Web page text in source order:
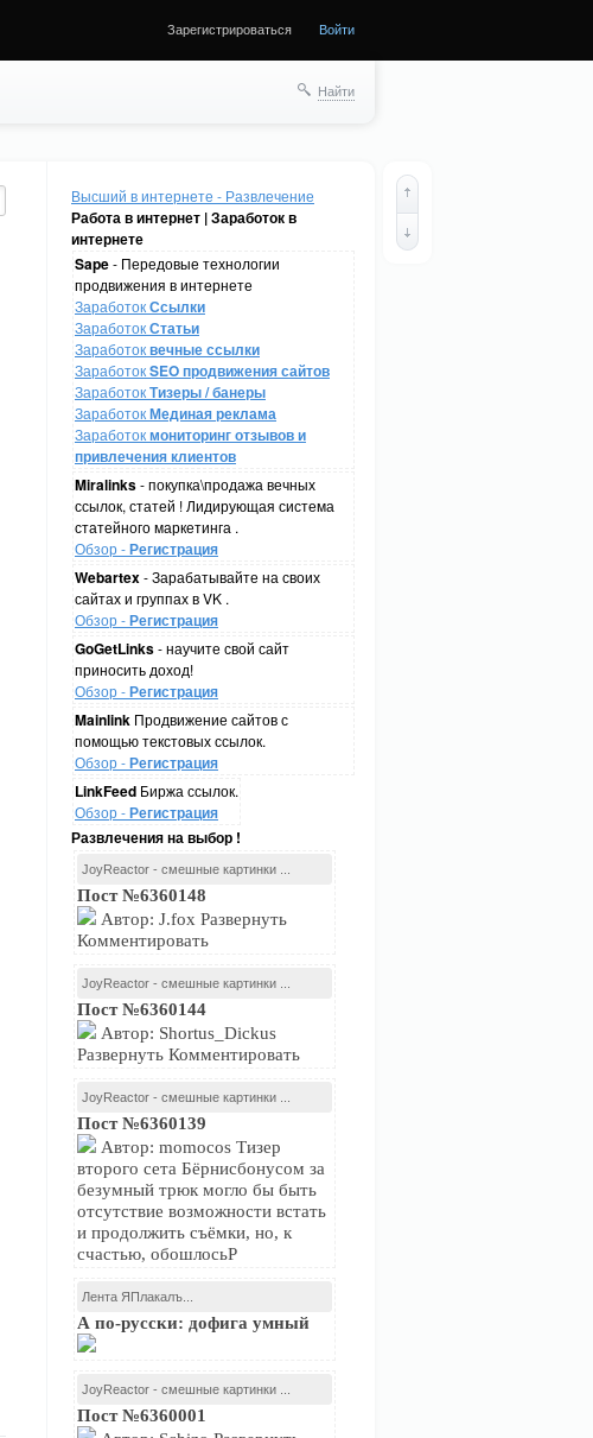
Зарегистрироваться Войти
Найти
Высший в интернете - Развлечение
Работа в интернет | Заработок в
интернете
Sape- Передовые технологии
продвижения в интернете
ЗаработокСсылки
ЗаработокСтатьи
Заработоквечные ссылки
ЗаработокSEO продвижения сайтов
ЗаработокТизеры / банеры
ЗаработокМединая реклама
Заработокмониторинг отзывов и
привлечения клиентов
Miralinks- покупка\продажа вечных
ссылок, статей ! Лидирующая система
статейного маркетинга .
Обзор -Регистрация
Webartex- Зарабатывайте на своих
сайтах и группах в VK .
Обзор -Регистрация
GoGetLinks- научите свой сайт
приносить доход!
Обзор -Регистрация
Mainlink Продвижение сайтов с
помощью текстовых ссылок.
Обзор -Регистрация
LinkFeed Биржа ссылок.
Обзор -Регистрация
Развлечения на выбор !
JoyReactor - смешные картинки ...
Пост №6360148
Автор: J.fox Развернуть
Комментировать
JoyReactor - смешные картинки ...
Пост №6360144
Автор: Shortus_Dickus
Развернуть Комментировать
JoyReactor - смешные картинки ...
Пост №6360139
Автор: momocos Тизер
второго сета Бёрнисбонусом за
безумный трюк могло бы быть
отсутствие возможности встать
и продолжить съёмки, но, к
счастью, обошлосьР
Лента ЯПлакалъ...
А по-русски: дофига умный
JoyReactor - смешные картинки ...
Пост №6360001